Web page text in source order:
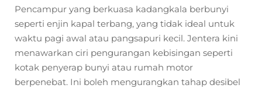
Pencampur yang berkuasa kadangkala berbunyi
seperti enjin kapal terbang, yang tidak ideal untuk
waktu pagi awal atau pangsapuri kecil. Jentera kini
menawarkan ciri pengurangan kebisingan seperti
kotak penyerap bunyi atau rumah motor
berpenebat. Ini boleh mengurangkan tahap desibel